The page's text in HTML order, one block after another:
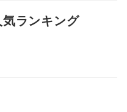
ランキング